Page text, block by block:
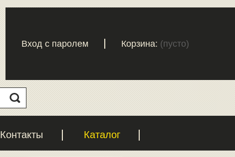
Вход с паролем Корзина: (пусто)
Контакты Каталог